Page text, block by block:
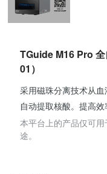
TGuide M16 Pro
01）
采用磁珠分离技术从
自动提取核酸。提高效
本平台上的产品仅可
途。